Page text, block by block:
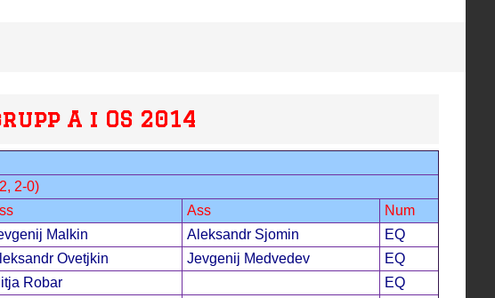
A i OS 2014
2-0)
Ass
Num
Malkin Aleksandr Sjomin
EQ
Ovetjkin Jevgenij Medvedev
EQ
Robar
EQ